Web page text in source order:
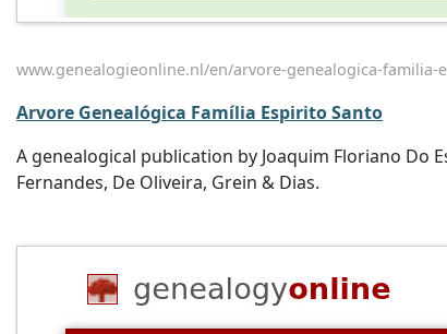
www.genealogieonline.nl/en/arvore-genealogica-familia-
Arvore Genealógica Família Espirito Santo
A genealogical publication by Joaquim Floriano Do
Fernandes, De Oliveira, Grein & Dias.